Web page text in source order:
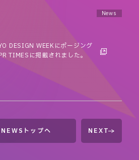
News
DESIGN WEEKにポージング
TIMESに掲載されました。
NEWSトップへ NEXT